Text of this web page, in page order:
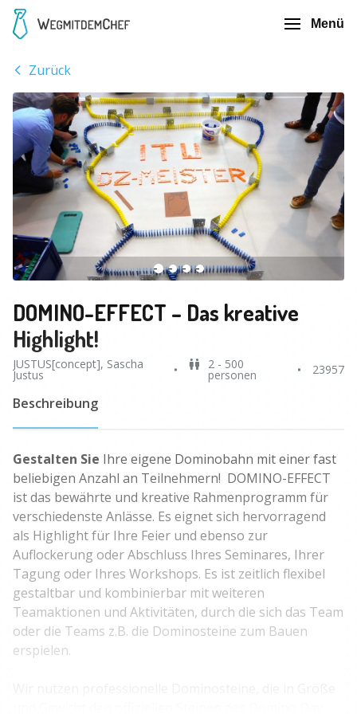
Menü
Zurück
DOMINO-EFFECT – Das kreative
Highlight!
JUSTUS[concept], Sascha
Justus
2 - 500
personen 23957
Beschreibung
Gestalten Sie Ihre eigene Dominobahn mit einer fast
beliebigen Anzahl an Teilnehmern! DOMINO-EFFECT
ist das bewährte und kreative Rahmenprogramm für
verschiedenste Anlässe. Es eignet sich hervorragend
als Highlight für Ihre Feier und ebenso zur
Auflockerung oder Abschluss Ihres Seminares, Ihrer
Tagung oder Ihres Workshops. Es ist zeitlich flexibel
gestaltbar und kombinierbar mit weiteren
Teamaktionen und Aktivitäten, durch die sich das Team
oder die Teams z.B. die Dominosteine zum Bauen
erspielen.